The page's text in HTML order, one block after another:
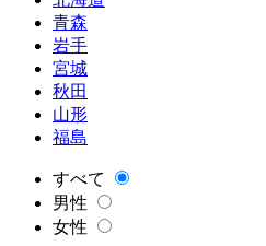
青森
岩手
宮城
秋田
山形
福島
すべて
男性
女性